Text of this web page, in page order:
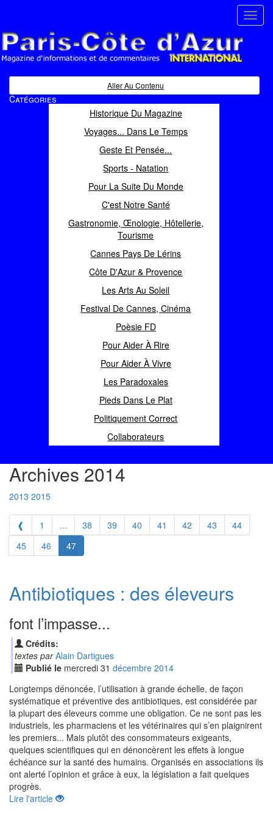
Magazine d'informations et de commentaires
Aller Au Contenu
Catégories
Historique Du Magazine
Voyages... Dans Le Temps
Geste Et Pensée...
Sports - Natation
Pour La Suite Du Monde
C'est Notre Santé
Gastronomie, Œnologie, Hôtellerie,
Tourisme
Cannes Pays De Lérins
Côte D'Azur & Provence
Les Arts Au Soleil
Festival De Cannes, Cinéma
Poèsie FD
Pour Aider À Rire
Pour Aider À Vivre
Les Paradoxales
Pieds Dans Le Plat
Politiquement Correct
Collaborateurs
Archives 2014
2013 2015
❰ 1 ... 38 39 40 41 42 43
44
45
46 47
Antibiotiques : des éleveurs
font l’impasse...
Crédits:
textes par Alain Dartigues
Publié le mercredi 31 décembre 2014
Longtemps dénoncée, l’utilisation à grande échelle, de façon
systématique et préventive des antibiotiques, est considérée par
la plupart des éleveurs comme une obligation. Ce ne sont pas les
industriels, les pharmaciens et les vétérinaires qui s’en plaignirent
les premiers... Mais plutôt des consommateurs exigeants,
quelques scientifiques qui en dénoncèrent les effets à longue
échéance sur la santé des humains. Organisés en associations ils
ont alerté l’opinion et grâce à eux, la législation a fait quelques
progrès.
Lire l'article